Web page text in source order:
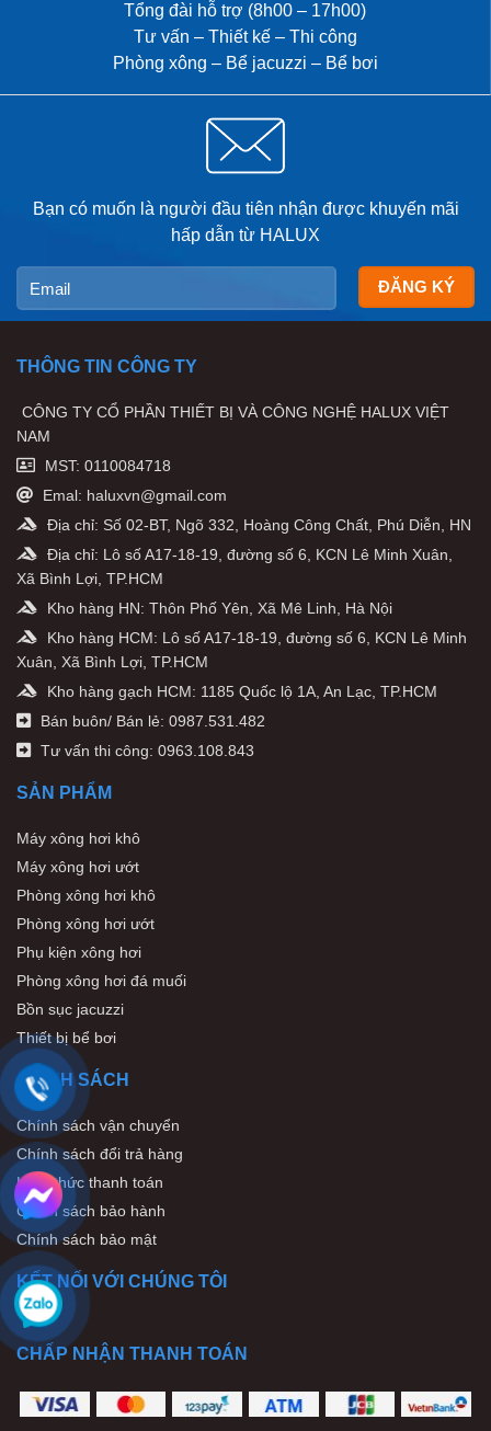
Tổng đài hỗ trợ (8h00 – 17h00)
Tư vấn – Thiết kế – Thi công
Phòng xông – Bể jacuzzi – Bể bơi
Bạn có muốn là người đầu tiên nhận được khuyến mãi
hấp dẫn từ HALUX
THÔNG TIN CÔNG TY
CÔNG TY CỔ PHẦN THIẾT BỊ VÀ CÔNG NGHỆ HALUX VIỆT
NAM
MST: 0110084718
Emal: haluxvn@gmail.com
Địa chỉ: Số 02-BT, Ngõ 332, Hoàng Công Chất, Phú Diễn, HN
Địa chỉ: Lô số A17-18-19, đường số 6, KCN Lê Minh Xuân,
Xã Bình Lợi, TP.HCM
Kho hàng HN: Thôn Phố Yên, Xã Mê Linh, Hà Nội
Kho hàng HCM: Lô số A17-18-19, đường số 6, KCN Lê Minh
Xuân, Xã Bình Lợi, TP.HCM
Kho hàng gạch HCM: 1185 Quốc lộ 1A, An Lạc, TP.HCM
Bán buôn/ Bán lẻ: 0987.531.482
Tư vấn thi công: 0963.108.843
SẢN PHẨM
Máy xông hơi khô
Máy xông hơi ướt
Phòng xông hơi khô
Phòng xông hơi ướt
Phụ kiện xông hơi
Phòng xông hơi đá muối
Bồn sục jacuzzi
Thiết bị bể bơi
CHÍNH SÁCH
Chính sách vận chuyển
Chính sách đổi trả hàng
Hình thức thanh toán
Chính sách bảo hành
Chính sách bảo mật
KẾT NỐI VỚI CHÚNG TÔI
CHẤP NHẬN THANH TOÁN